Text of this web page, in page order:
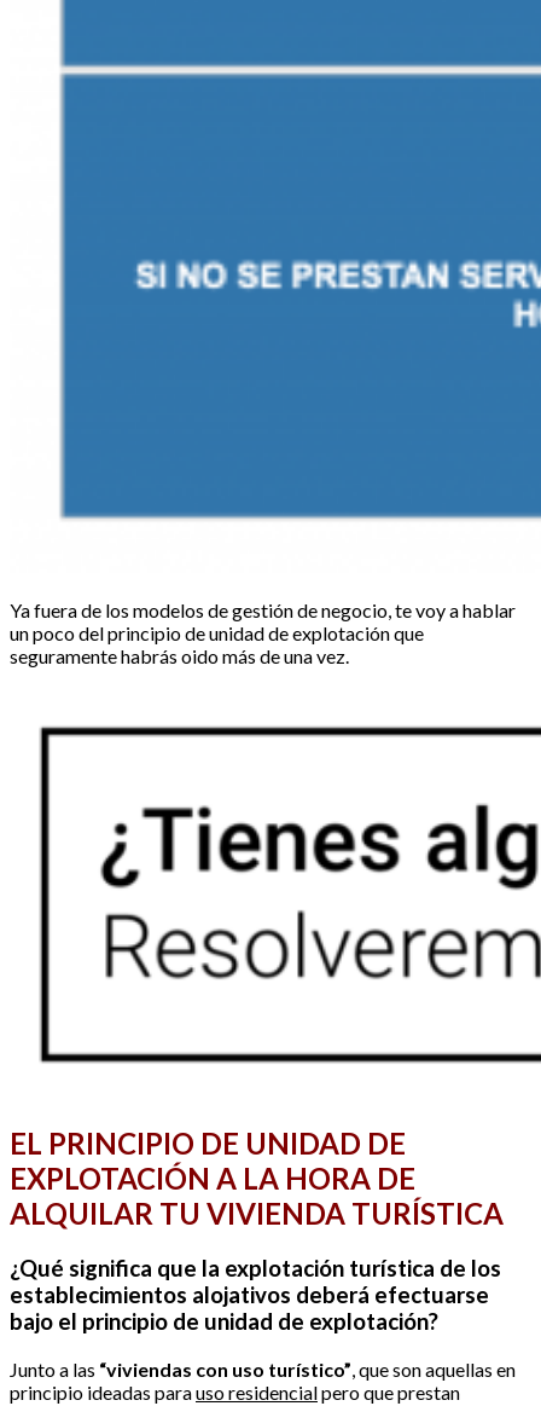
Ya fuera de los modelos de gestión de negocio, te voy a hablar
un poco del principio de unidad de explotación que
seguramente habrás oido más de una vez.
EL PRINCIPIO DE UNIDAD DE
EXPLOTACIÓN A LA HORA DE
ALQUILAR TU VIVIENDA TURÍSTICA
¿Qué significa que la explotación turística de los
establecimientos alojativos deberá efectuarse
bajo el principio de unidad de explotación?
Junto a las “viviendas con uso turístico” , que son aquellas en
principio ideadas parauso residencialpero que prestan